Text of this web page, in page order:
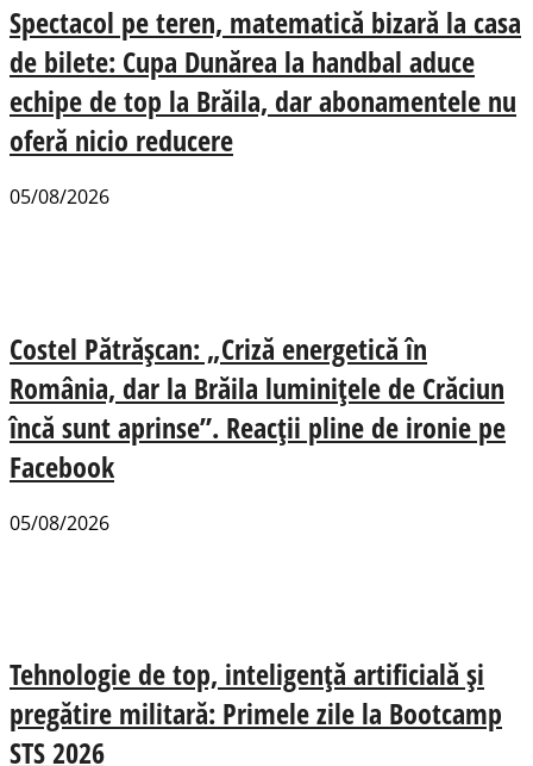
Spectacol pe teren, matematică bizară la casa
de bilete: Cupa Dunărea la handbal aduce
echipe de top la Brăila, dar abonamentele nu
oferă nicio reducere
05/08/2026
Costel Pătrășcan: „Criză energetică în
România, dar la Brăila luminițele de Crăciun
încă sunt aprinse”. Reacții pline de ironie pe
Facebook
05/08/2026
Tehnologie de top, inteligență artificială și
pregătire militară: Primele zile la Bootcamp
STS 2026